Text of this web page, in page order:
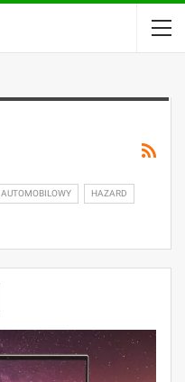
AUTOMOBILOWY HAZARD